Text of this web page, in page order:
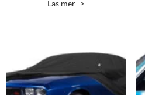
av 5
Läs mer ->